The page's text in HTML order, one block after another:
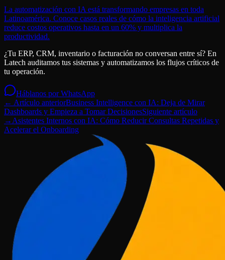
La automatización con IA está transformando empresas en toda
Latinoamérica. Conoce casos reales de cómo la inteligencia artificial
reduce costos operativos hasta en un 60% y multiplica la
productividad.
¿Tu ERP, CRM, inventario o facturación no conversan entre sí? En
Latech auditamos tus sistemas y automatizamos los flujos críticos de
tu operación.
Háblanos por WhatsApp
← Artículo anteriorBusiness Intelligence con IA: Deja de Mirar
Dashboards y Empieza a Tomar DecisionesSiguiente artículo
→ Asistentes Internos con IA: Cómo Reducir Consultas Repetidas y
Acelerar el Onboarding